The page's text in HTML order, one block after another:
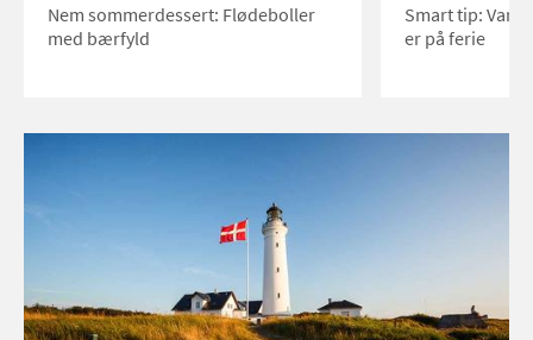
Nem sommerdessert: Flødeboller
med bærfyld
Smart tip:
er på ferie